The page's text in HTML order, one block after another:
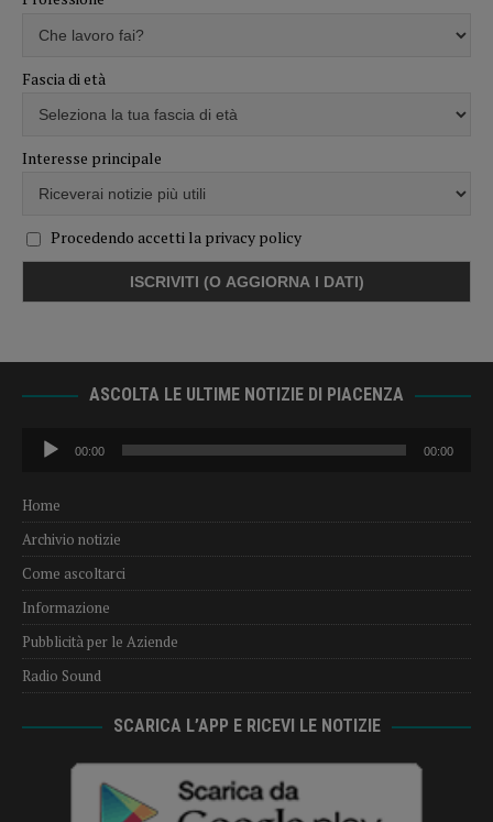
Fascia di età
Interesse principale
Procedendo accetti la privacy policy
ASCOLTA LE ULTIME NOTIZIE DI PIACENZA
Audio
Player
00:00 00:00
Home
Archivio notizie
Come ascoltarci
Informazione
Pubblicità per le Aziende
Radio Sound
SCARICA L’APP E RICEVI LE NOTIZIE